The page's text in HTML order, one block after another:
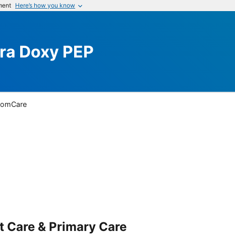
Here’s how you know
Doxy PEP
Care & Primary Care